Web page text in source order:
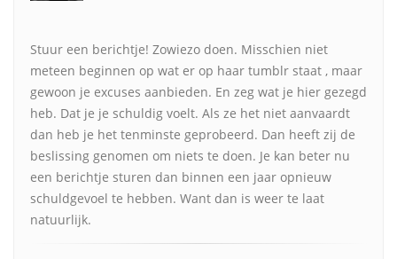
Stuur een berichtje! Zowiezo doen. Misschien niet
meteen beginnen op wat er op haar tumblr staat , maar
gewoon je excuses aanbieden. En zeg wat je hier gezegd
heb. Dat je je schuldig voelt. Als ze het niet aanvaardt
dan heb je het tenminste geprobeerd. Dan heeft zij de
beslissing genomen om niets te doen. Je kan beter nu
een berichtje sturen dan binnen een jaar opnieuw
schuldgevoel te hebben. Want dan is weer te laat
natuurlijk.